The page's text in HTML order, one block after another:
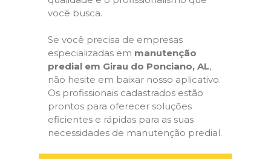
você busca.
Se você precisa de empresas
especializadas em manutenção
predial em Girau do Ponciano, AL,
não hesite em baixar nosso aplicativo.
Os profissionais cadastrados estão
prontos para oferecer soluções
eficientes e rápidas para as suas
necessidades de manutenção predial.